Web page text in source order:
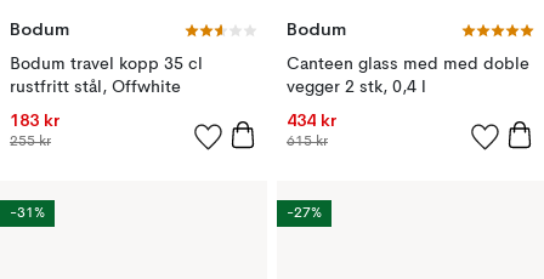
Bodum
Bodum travel kopp 35 cl
rustfritt stål, Offwhite
183 kr
255 kr
Bodum
Canteen glass med med doble
vegger 2 stk, 0,4 l
434 kr
615 kr
-31% -27%